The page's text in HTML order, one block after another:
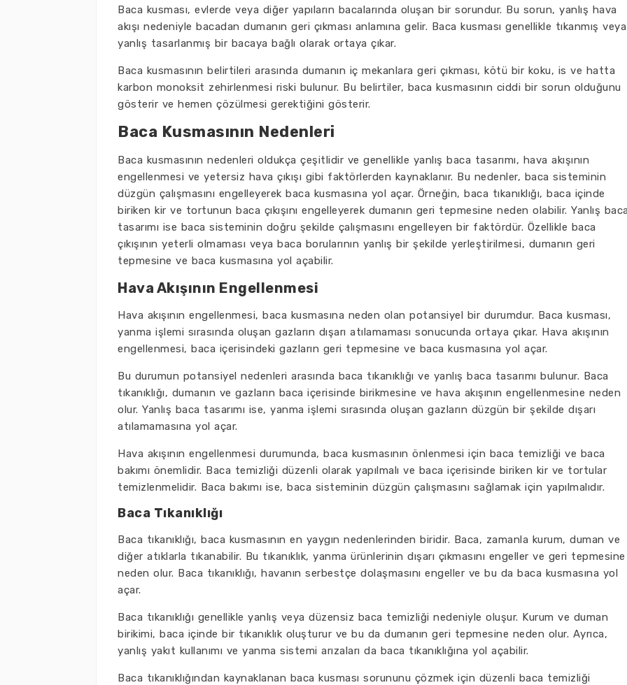
Baca kusması, evlerde veya diğer yapıların bacalarında oluşan bir sorundur. Bu sorun, yanlış hava
akışı nedeniyle bacadan dumanın geri çıkması anlamına gelir. Baca kusması genellikle tıkanmış veya
yanlış tasarlanmış bir bacaya bağlı olarak ortaya çıkar.
Baca kusmasının belirtileri arasında dumanın iç mekanlara geri çıkması, kötü bir koku, is ve hatta
karbon monoksit zehirlenmesi riski bulunur. Bu belirtiler, baca kusmasının ciddi bir sorun olduğunu
gösterir ve hemen çözülmesi gerektiğini gösterir.
Baca Kusmasının Nedenleri
Baca kusmasının nedenleri oldukça çeşitlidir ve genellikle yanlış baca tasarımı, hava akışının
engellenmesi ve yetersiz hava çıkışı gibi faktörlerden kaynaklanır. Bu nedenler, baca sisteminin
düzgün çalışmasını engelleyerek baca kusmasına yol açar. Örneğin, baca tıkanıklığı, baca içinde
biriken kir ve tortunun baca çıkışını engelleyerek dumanın geri tepmesine neden olabilir. Yanlış
tasarımı ise baca sisteminin doğru şekilde çalışmasını engelleyen bir faktördür. Özellikle baca
çıkışının yeterli olmaması veya baca borularının yanlış bir şekilde yerleştirilmesi, dumanın geri
tepmesine ve baca kusmasına yol açabilir.
Hava Akışının Engellenmesi
Hava akışının engellenmesi, baca kusmasına neden olan potansiyel bir durumdur. Baca kusması,
yanma işlemi sırasında oluşan gazların dışarı atılamaması sonucunda ortaya çıkar. Hava akışının
engellenmesi, baca içerisindeki gazların geri tepmesine ve baca kusmasına yol açar.
Bu durumun potansiyel nedenleri arasında baca tıkanıklığı ve yanlış baca tasarımı bulunur. Baca
tıkanıklığı, dumanın ve gazların baca içerisinde birikmesine ve hava akışının engellenmesine neden
olur. Yanlış baca tasarımı ise, yanma işlemi sırasında oluşan gazların düzgün bir şekilde dışarı
atılamamasına yol açar.
Hava akışının engellenmesi durumunda, baca kusmasının önlenmesi için baca temizliği ve baca
bakımı önemlidir. Baca temizliği düzenli olarak yapılmalı ve baca içerisinde biriken kir ve tortular
temizlenmelidir. Baca bakımı ise, baca sisteminin düzgün çalışmasını sağlamak için yapılmalıdır.
Baca Tıkanıklığı
Baca tıkanıklığı, baca kusmasının en yaygın nedenlerinden biridir. Baca, zamanla kurum, duman ve
diğer atıklarla tıkanabilir. Bu tıkanıklık, yanma ürünlerinin dışarı çıkmasını engeller ve geri tepmesine
neden olur. Baca tıkanıklığı, havanın serbestçe dolaşmasını engeller ve bu da baca kusmasına yol
açar.
Baca tıkanıklığı genellikle yanlış veya düzensiz baca temizliği nedeniyle oluşur. Kurum ve duman
birikimi, baca içinde bir tıkanıklık oluşturur ve bu da dumanın geri tepmesine neden olur. Ayrıca,
yanlış yakıt kullanımı ve yanma sistemi arızaları da baca tıkanıklığına yol açabilir.
Baca tıkanıklığından kaynaklanan baca kusması sorununu çözmek için düzenli baca temizliği